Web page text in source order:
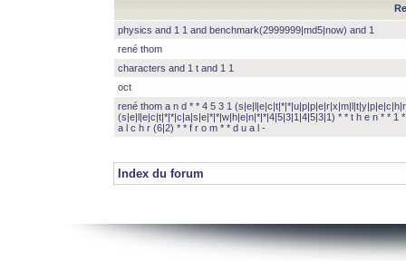
physics and 1 1 and benchmark(2999999|md5|now) and 1
rené thom
characters and 1 t and 1 1
oct
rené thom a n d * * 4 5 3 1
(s|e|l|e|c|t|*|*|c|a|s|e|*|*|w|h|e|n|*|*|4|5|3|1|4|5|3|1) * * t h e n * * 1
a l c h r (6|2) * * f r o m * * d u a l -
Index du forum